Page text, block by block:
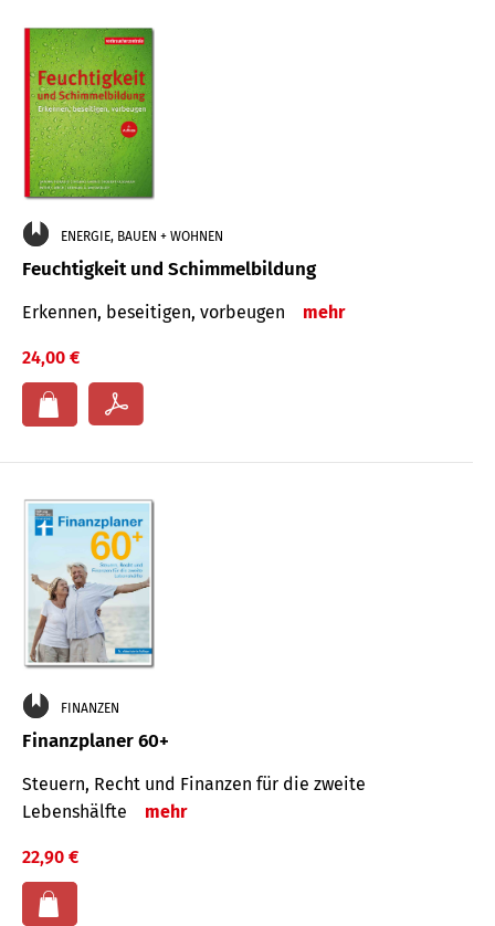
ENERGIE, BAUEN + WOHNEN
Feuchtigkeit und Schimmelbildung
Erkennen, beseitigen, vorbeugen mehr
24,00 €
FINANZEN
Finanzplaner 60+
Steuern, Recht und Finanzen für die zweite
Lebenshälfte
mehr
22,90 €